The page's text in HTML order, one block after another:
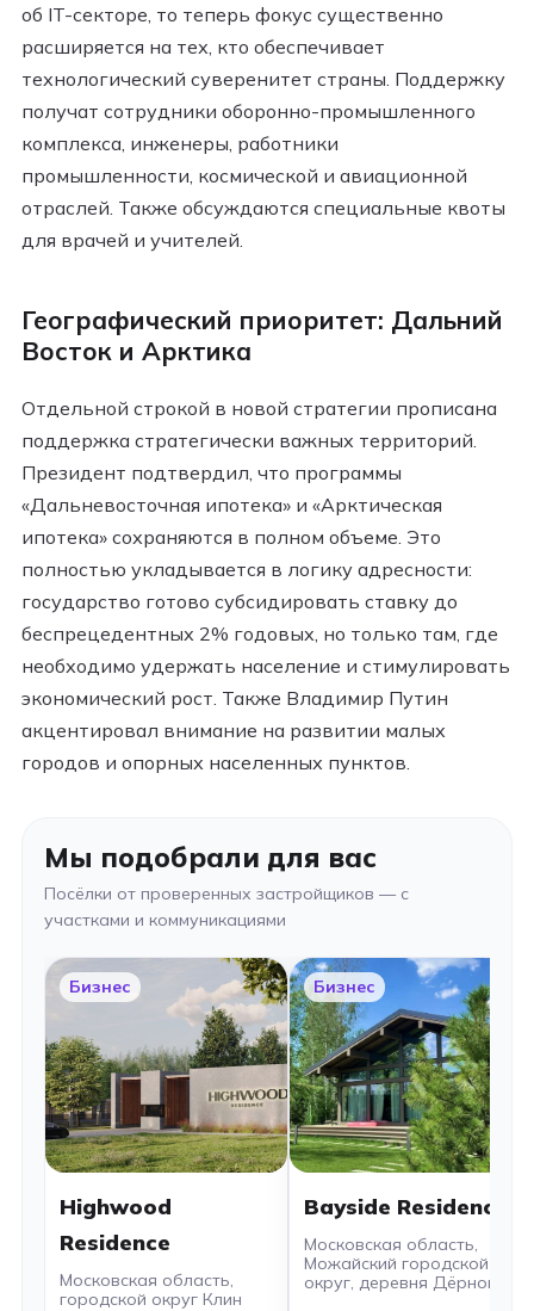
об IT-секторе, то теперь фокус существенно
расширяется на тех, кто обеспечивает
технологический суверенитет страны. Поддержку
получат сотрудники оборонно-промышленного
комплекса, инженеры, работники
промышленности, космической и авиационной
отраслей. Также обсуждаются специальные квоты
для врачей и учителей.
Географический приоритет: Дальний
Восток и Арктика
Отдельной строкой в новой стратегии прописана
поддержка стратегически важных территорий.
Президент подтвердил, что программы
«Дальневосточная ипотека» и «Арктическая
ипотека» сохраняются в полном объеме. Это
полностью укладывается в логику адресности:
государство готово субсидировать ставку до
беспрецедентных 2% годовых, но только там, где
необходимо удержать население и стимулировать
экономический рост. Также Владимир Путин
акцентировал внимание на развитии малых
городов и опорных населенных пунктов.
Мы подобрали для вас
Посёлки от проверенных застройщиков — с
участками и коммуникациями
Бизнес
Highwood
Residence
Московская область,
городской округ Клин
Бизнес
Bayside Residence
Московская область,
Можайский городской
округ, деревня Дёрново